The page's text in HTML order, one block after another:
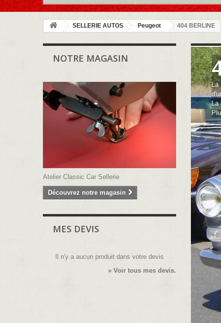
SELLERIE AUTOS Peugeot 404 BERLINE
NOTRE MAGASIN
Atelier Classic Car Sellerie
Découvrez notre magasin
MES DEVIS
Il n'y a aucun produit dans votre devis
» Voir tous mes devis.
La
La